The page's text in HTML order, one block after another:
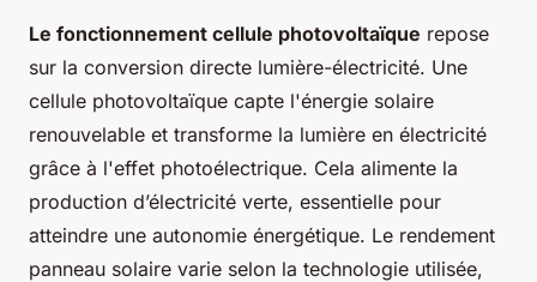
Le fonctionnement cellule photovoltaïque repose
sur la conversion directe lumière-électricité. Une
cellule photovoltaïque capte l'énergie solaire
renouvelable et transforme la lumière en électricité
grâce à l'effet photoélectrique. Cela alimente la
production d’électricité verte, essentielle pour
atteindre une autonomie énergétique. Le rendement
panneau solaire varie selon la technologie utilisée,